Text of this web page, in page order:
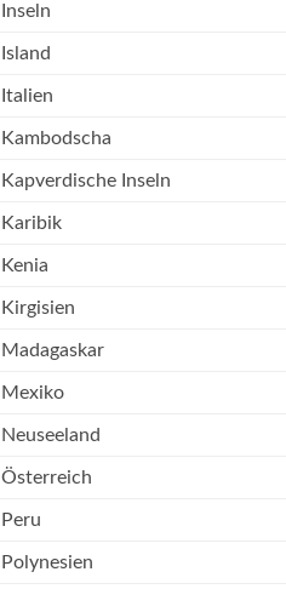
Inseln
Island
Italien
Kambodscha
Kapverdische Inseln
Karibik
Kenia
Kirgisien
Madagaskar
Mexiko
Neuseeland
Österreich
Peru
Polynesien